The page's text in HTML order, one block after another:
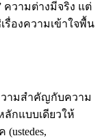
ความต่างมีจริง แต่
รื่องความเข้าใจพื้น
ามสำคัญกับความ
ลักแบบเดียวให้